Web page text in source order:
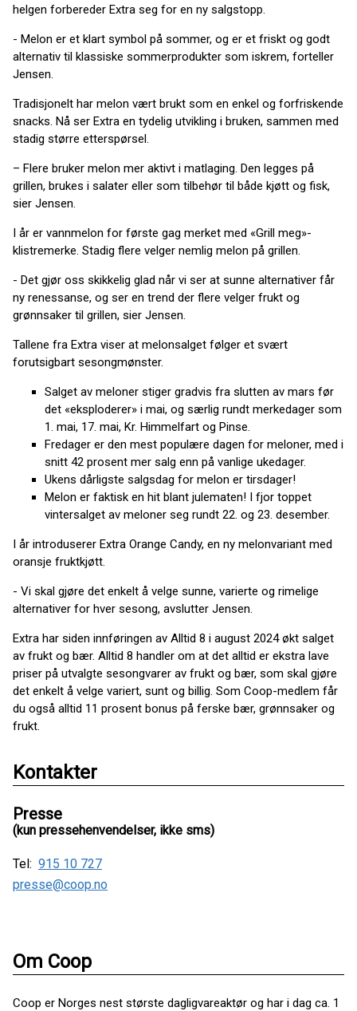
helgen forbereder Extra seg for en ny salgstopp.
- Melon er et klart symbol på sommer, og er et friskt og godt
alternativ til klassiske sommerprodukter som iskrem, forteller
Jensen.
Tradisjonelt har melon vært brukt som en enkel og forfriskende
snacks. Nå ser Extra en tydelig utvikling i bruken, sammen med
stadig større etterspørsel.
– Flere bruker melon mer aktivt i matlaging. Den legges på
grillen, brukes i salater eller som tilbehør til både kjøtt og fisk,
sier Jensen.
I år er vannmelon for første gag merket med «Grill meg»-
klistremerke. Stadig flere velger nemlig melon på grillen.
- Det gjør oss skikkelig glad når vi ser at sunne alternativer får
ny renessanse, og ser en trend der flere velger frukt og
grønnsaker til grillen, sier Jensen.
Tallene fra Extra viser at melonsalget følger et svært
forutsigbart sesongmønster.
Salget av meloner stiger gradvis fra slutten av mars før
det «eksploderer» i mai, og særlig rundt merkedager som
1. mai, 17. mai, Kr. Himmelfart og Pinse.
Fredager er den mest populære dagen for meloner, med i
snitt 42 prosent mer salg enn på vanlige ukedager.
Ukens dårligste salgsdag for melon er tirsdager!
Melon er faktisk en hit blant julematen! I fjor toppet
vintersalget av meloner seg rundt 22. og 23. desember.
I år introduserer Extra Orange Candy, en ny melonvariant med
oransje fruktkjøtt.
- Vi skal gjøre det enkelt å velge sunne, varierte og rimelige
alternativer for hver sesong, avslutter Jensen.
Extra har siden innføringen av Alltid 8 i august 2024 økt salget
av frukt og bær. Alltid 8 handler om at det alltid er ekstra lave
priser på utvalgte sesongvarer av frukt og bær, som skal gjøre
det enkelt å velge variert, sunt og billig. Som Coop-medlem får
du også alltid 11 prosent bonus på ferske bær, grønnsaker og
frukt.
Kontakter
Presse
(kun pressehenvendelser, ikke sms)
Tel: 915 10 727
presse@coop.no
Om Coop
Coop er Norges nest største dagligvareaktør og har i dag ca. 1